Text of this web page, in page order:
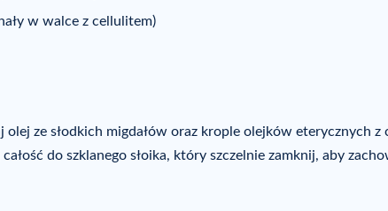
w walce z cellulitem)
ze słodkich migdałów oraz krople olejków eterycznych z
do szklanego słoika, który szczelnie zamknij, aby